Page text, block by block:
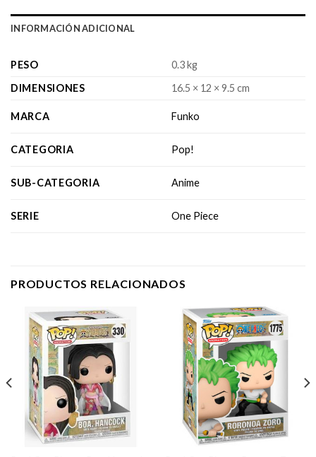
INFORMACIÓN ADICIONAL
PESO
0.3 kg
DIMENSIONES
16.5 × 12 × 9.5 cm
MARCA Funko
CATEGORIA Pop!
SUB-CATEGORIA Anime
SERIE One Piece
PRODUCTOS RELACIONADOS